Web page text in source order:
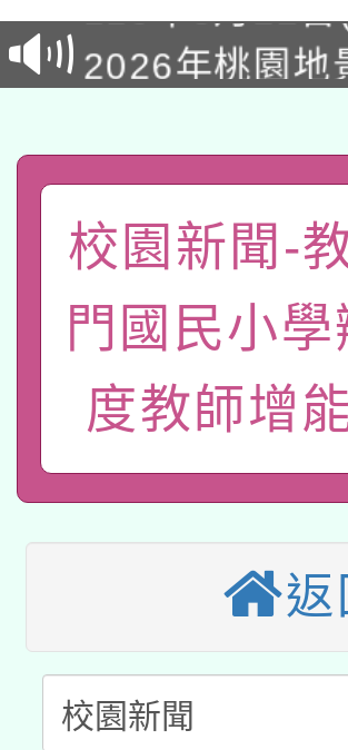
用水績優單位
桃園市孔廟祈
2026年桃園地
關事宜
轉知教育部國
國立臺灣師範
年度健康促進
業成長研習」
函轉國家教育
原住民族教育
族教育國際趨
轉知教育部國
新北市政府教
師專業成長研
函轉國立臺灣
族語言臺北學
轉知有關國立
文教學共融平
件」活動簡章
教育部國民及
年度COVID-
接種對象擴大
接種之民眾」
月28日止
轉知經濟部水
業技術研究院
用水績優單位
動」
115年8月22
桃園市孔廟
開 智慧啟航」
2026年桃園
「2026桃園藝
關事宜
轉知教育部國
校園新聞-
門國民小
度教師增
返